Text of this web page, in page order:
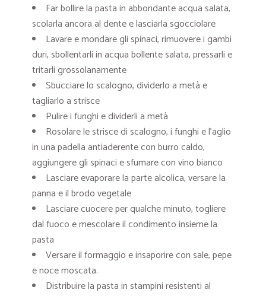
Far bollire la pasta in abbondante acqua salata,
scolarla ancora al dente e lasciarla sgocciolare
Lavare e mondare gli spinaci, rimuovere i gambi
duri, sbollentarli in acqua bollente salata, pressarli e
tritarli grossolanamente
Sbucciare lo scalogno, dividerlo a metà e
tagliarlo a strisce
Pulire i funghi e dividerli a metà
Rosolare le strisce di scalogno, i funghi e l’aglio
in una padella antiaderente con burro caldo,
aggiungere gli spinaci e sfumare con vino bianco
Lasciare evaporare la parte alcolica, versare la
panna e il brodo vegetale
Lasciare cuocere per qualche minuto, togliere
dal fuoco e mescolare il condimento insieme la
pasta
Versare il formaggio e insaporire con sale, pepe
e noce moscata.
Distribuire la pasta in stampini resistenti al